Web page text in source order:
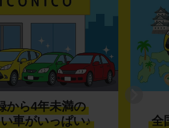
から4年未満の
車がいっぱい♪
全